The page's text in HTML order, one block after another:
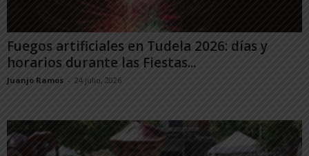
Fuegos artificiales en Tudela 2026: días y
horarios durante las Fiestas...
Juanjo Ramos - 24 julio, 2026